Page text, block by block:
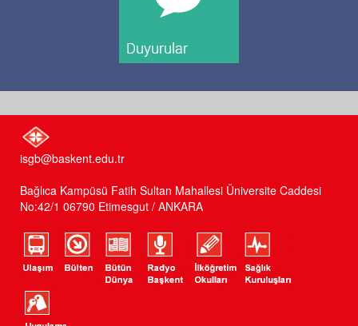
isgb@baskent.edu.tr
Bağlıca Kampüsü Fatih Sultan Mahallesi Üniversite Caddesi
No:42/1 06790 Etimesgut / ANKARA